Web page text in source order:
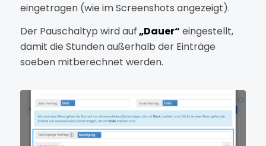
eingetragen (wie im Screenshots angezeigt).
Der Pauschaltyp wird auf„Dauer“ eingestellt,
damit die Stunden außerhalb der Einträge
soeben mitberechnet werden.